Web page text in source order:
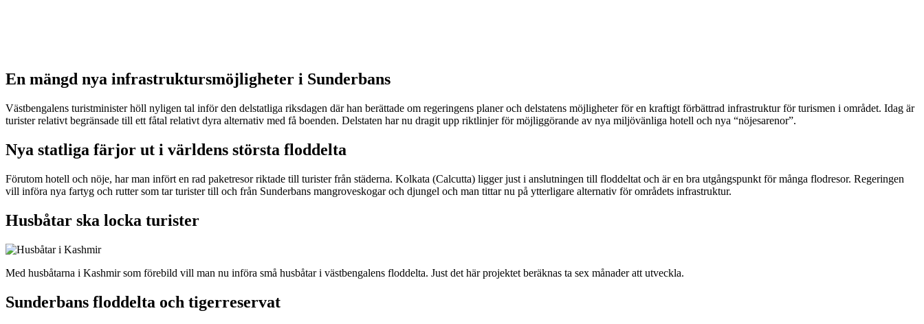
En mängd nya infrastruktursmöjligheter i Sunderbans
Västbengalens turistminister höll nyligen tal inför den delstatliga riksdagen där han berättade om regeringens planer och delstatens möjligheter för en kraftigt förbättrad infrastruktur för turismen i området. Idag är
turister relativt begränsade till ett fåtal relativt dyra alternativ med få boenden. Delstaten har nu dragit upp riktlinjer för möjliggörande av nya miljövänliga hotell och nya “nöjesarenor”.
Nya statliga färjor ut i världens största floddelta
Förutom hotell och nöje, har man infört en rad paketresor riktade till turister från städerna. Kolkata (Calcutta) ligger just i anslutningen till floddeltat och är en bra utgångspunkt för många flodresor. Regeringen
vill införa nya fartyg och rutter som tar turister till och från Sunderbans mangroveskogar och djungel och man tittar nu på ytterligare alternativ för områdets infrastruktur.
Husbåtar ska locka turister
Med husbåtarna i Kashmir som förebild vill man nu införa små husbåtar i västbengalens floddelta. Just det här projektet beräknas ta sex månader att utveckla.
Sunderbans floddelta och tigerreservat